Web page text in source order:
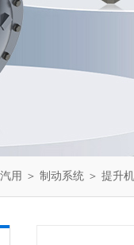
用 ＞ 制动系统 ＞ 提升